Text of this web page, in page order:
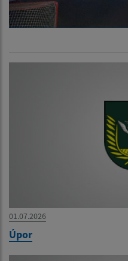
01.07.2026
Úpor